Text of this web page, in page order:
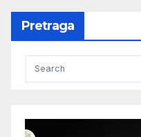
Pretraga